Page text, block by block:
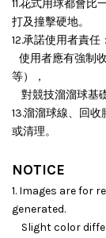
11.花式用球都會
打及撞擊硬地。
12.承諾使用者責
使用者應有強制
等），
對競技溜溜球基
13.溜溜球線、回
或清理。
NOTICE
1. Images are for
generated.
Slight color